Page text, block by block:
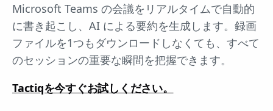
Microsoft Teams の会議をリアルタイムで自動的
に書き起こし、AI による要約を生成します。録画
ファイルを1つもダウンロードしなくても、すべて
のセッションの重要な瞬間を把握できます。
Tactiqを今すぐお試しください。